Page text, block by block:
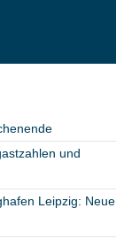
und
Leipzig: Neue